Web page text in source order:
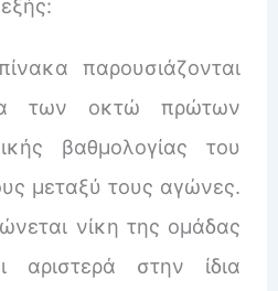
παρουσιάζονται
των οκτώ πρώτων
βαθμολογίας του
μεταξύ τους αγώνες.
νίκη της ομάδας
αριστερά στην ίδια